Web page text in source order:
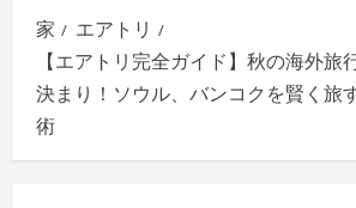
イ
マ
リ
メ
ニ
ュ
家
エアトリ
【エアトリ完全ガイド】秋の海外旅
決まり！ソウル、バンコクを賢く旅
術